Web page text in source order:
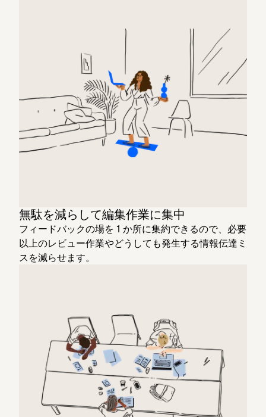
無駄を減らして編集作業に集中
フィードバックの場を 1 か所に集約できるので、必要
以上のレビュー作業やどうしても発生する情報伝達ミ
スを減らせます。